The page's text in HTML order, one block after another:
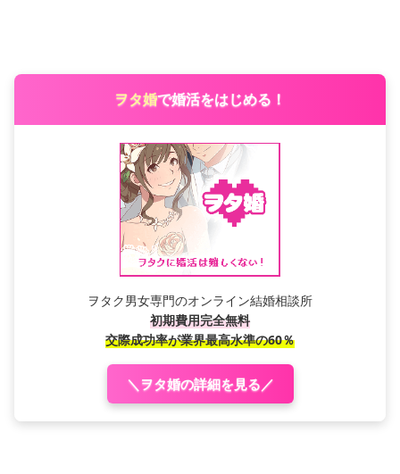
ヲタ婚で婚活をはじめる！
ヲタク男女専門のオンライン結婚相談所
初期費用完全無料
交際成功率が業界最高水準の60％
＼ヲタ婚の詳細を見る／